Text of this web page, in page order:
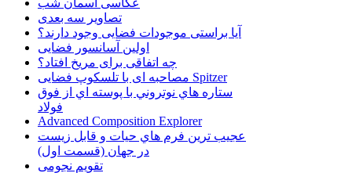
تصاویر سه بعدی
آیا براستی موجودات فضایی وجود دارند؟
اولین آسانسور فضایی
چه اتفاقی برای مریخ افتاد؟
مصاحبه ای با تلسکوپ فضایی Spitzer
ستاره هاي نوتروني با پوسته اي از فوق
فولاد
Advanced Composition Explorer
عجیب ترین فرم هاي حيات و قابل زيست
در جهان (قسمت اول)
تقویم نجومی